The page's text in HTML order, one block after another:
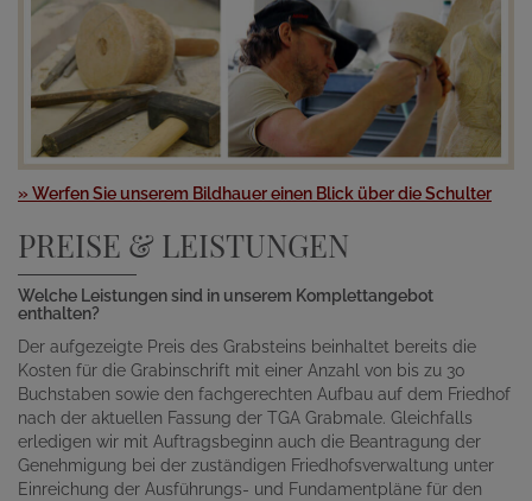
» Werfen Sie unserem Bildhauer einen Blick über die Schulter
PREISE & LEISTUNGEN
Welche Leistungen sind in unserem Komplettangebot
enthalten?
Der aufgezeigte Preis des Grabsteins beinhaltet bereits die
Kosten für die Grabinschrift mit einer Anzahl von bis zu 30
Buchstaben sowie den fachgerechten Aufbau auf dem Friedhof
nach der aktuellen Fassung der TGA Grabmale. Gleichfalls
erledigen wir mit Auftragsbeginn auch die Beantragung der
Genehmigung bei der zuständigen Friedhofsverwaltung unter
Einreichung der Ausführungs- und Fundamentpläne für den